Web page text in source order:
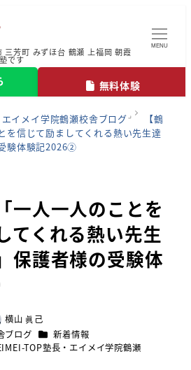
三芳町 みずほ台 鶴瀬 上福岡 朝霞
です
無料体験
MENU
エイメイ学院鶴瀬校舎ブログ
【鶴
を信じて励ましてくれる熱い先生達
験体験記2026②
一人一人のことを
てくれる熱い先生
保護者様の受験体
横山 眞己
ブログ カテゴリー
新着情報
TOP塾長・エイメイ学院鶴瀬